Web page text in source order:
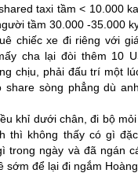
taxi tầm < 10.000
tầm 30.000 -35.000
chiếc xe đi riêng với
cha lại đòi thêm 10
chịu, phải đấu trí một
share sòng phẳng dù
khỉ dưới chân, đi bộ
thì không thấy có gì
trong ngày và đã ngán
sớm để lại đi ngắm